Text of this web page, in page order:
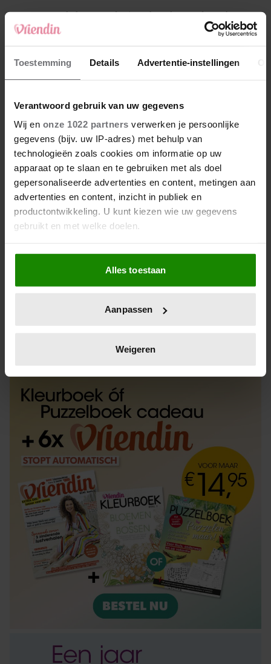
Toestemming Details Advertentie-instellingen
Verantwoord gebruik van uw gegevens
Wij en onze 1022 partners verwerken je persoonlijke
gegevens (bijv. uw IP-adres) met behulp van
technologieën zoals cookies om informatie op uw
apparaat op te slaan en te gebruiken met als doel
gepersonaliseerde advertenties en content, metingen aan
advertenties en content, inzicht in publiek en
productontwikkeling. U kunt kiezen wie uw gegevens
gebruikt en met welke doelen.
Als u het toestaat, willen we ook graag:
Informatie verzamelen over uw geografische
locatie, die tot een paar meter nauwkeurig kan zijn
scannen op specifieke eigenschappen (fingerprinting)
verwerkt en stel uw voorkeuren in het
intrekken in de Cookieverklaring.
We gebruiken cookies om content en advertenties te
personaliseren, om functies voor social media te bieden
en om ons websiteverkeer te analyseren. Ook delen we
informatie over uw gebruik van onze site met onze
partners voor social media, adverteren en analyse. Deze
partners kunnen deze gegevens combineren met andere
informatie die u aan ze heeft verstrekt of die ze hebben
verzameld op basis van uw gebruik van hun services. U
gaat akkoord met onze cookies als u onze website blijft
gebruiken.
Alles toestaan
Aanpassen
Weigeren
4 Makelaar Mandy: ‘Een bericht van de BN’er.
Een foto. Mijn lijf reageert’
5 Makelaar Mandy: ‘Vrijdagavond belde Bart.
Hij sprak eng kalm’
Nieuw